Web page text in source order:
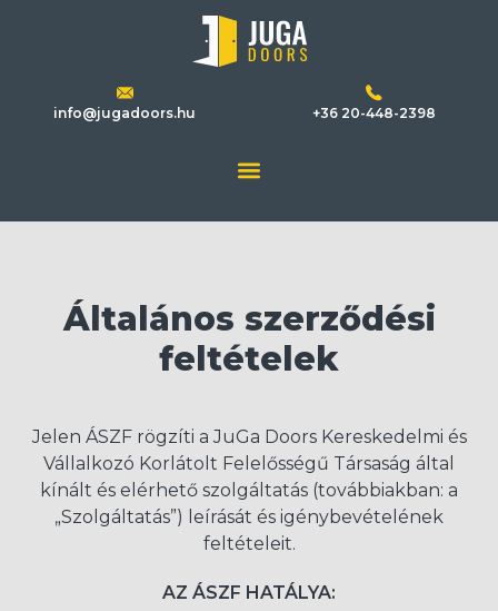
info@jugadoors.hu +36 20-448-2398
Általános szerződési
feltételek
Jelen ÁSZF rögzíti a JuGa Doors Kereskedelmi és
Vállalkozó Korlátolt Felelősségű Társaság által
kínált és elérhető szolgáltatás (továbbiakban: a
„Szolgáltatás”) leírását és igénybevételének
feltételeit.
AZ ÁSZF HATÁLYA: